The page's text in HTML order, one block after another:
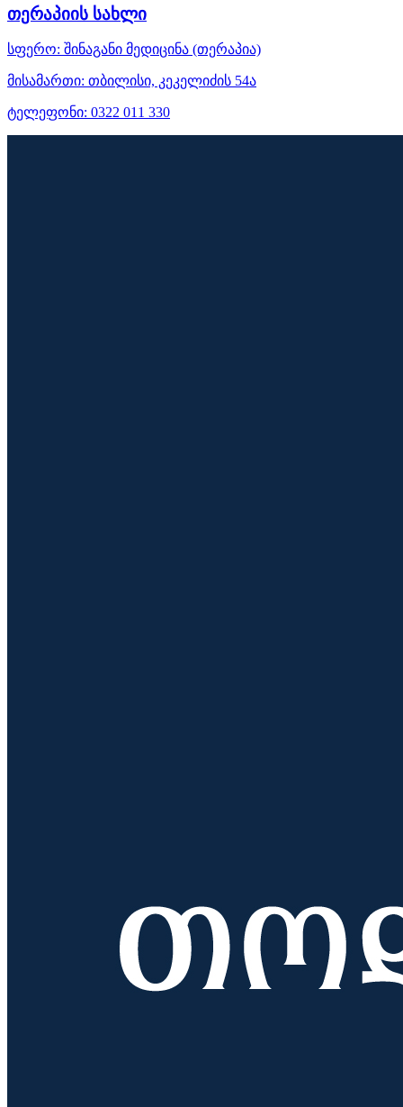
თერაპიის სახლი
სფერო: შინაგანი მედიცინა (თერაპია)
მისამართი: თბილისი, კეკელიძის 54ა
ტელეფონი: 0322 011 330